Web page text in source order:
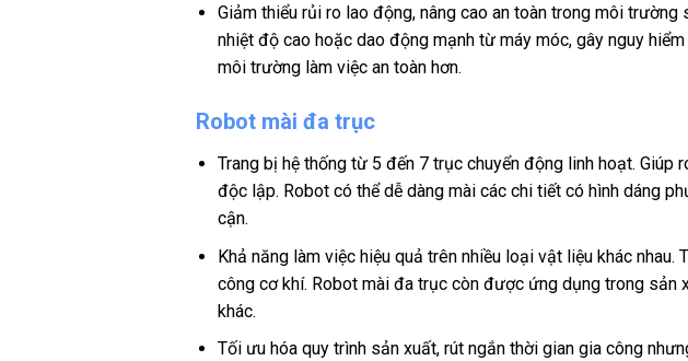
Giảm thiểu rủi ro lao động, nâng cao an toàn trong môi
nhiệt độ cao hoặc dao động mạnh từ máy móc, gây nguy
môi trường làm việc an toàn hơn.
Robot mài đa trục
Trang bị hệ thống từ 5 đến 7 trục chuyển động linh hoạt.
độc lập. Robot có thể dễ dàng mài các chi tiết có hình dáng
cận.
Khả năng làm việc hiệu quả trên nhiều loại vật liệu khác
công cơ khí. Robot mài đa trục còn được ứng dụng trong sản
khác.
Tối ưu hóa quy trình sản xuất, rút ngắn thời gian gia công